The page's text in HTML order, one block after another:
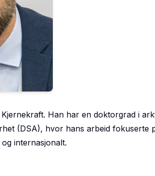
Han har en doktorgrad i
(DSA), hvor hans arbeid fokuserte
internasjonalt.